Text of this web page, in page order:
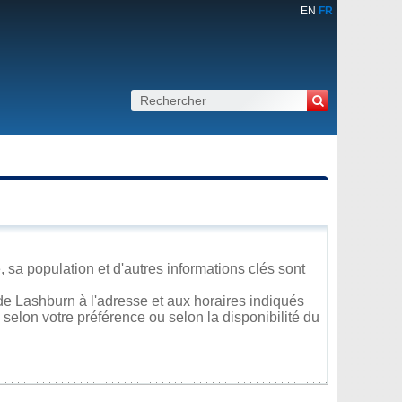
EN FR
population et d'autres informations clés sont
Lashburn à l'adresse et aux horaires indiqués
votre préférence ou selon la disponibilité du